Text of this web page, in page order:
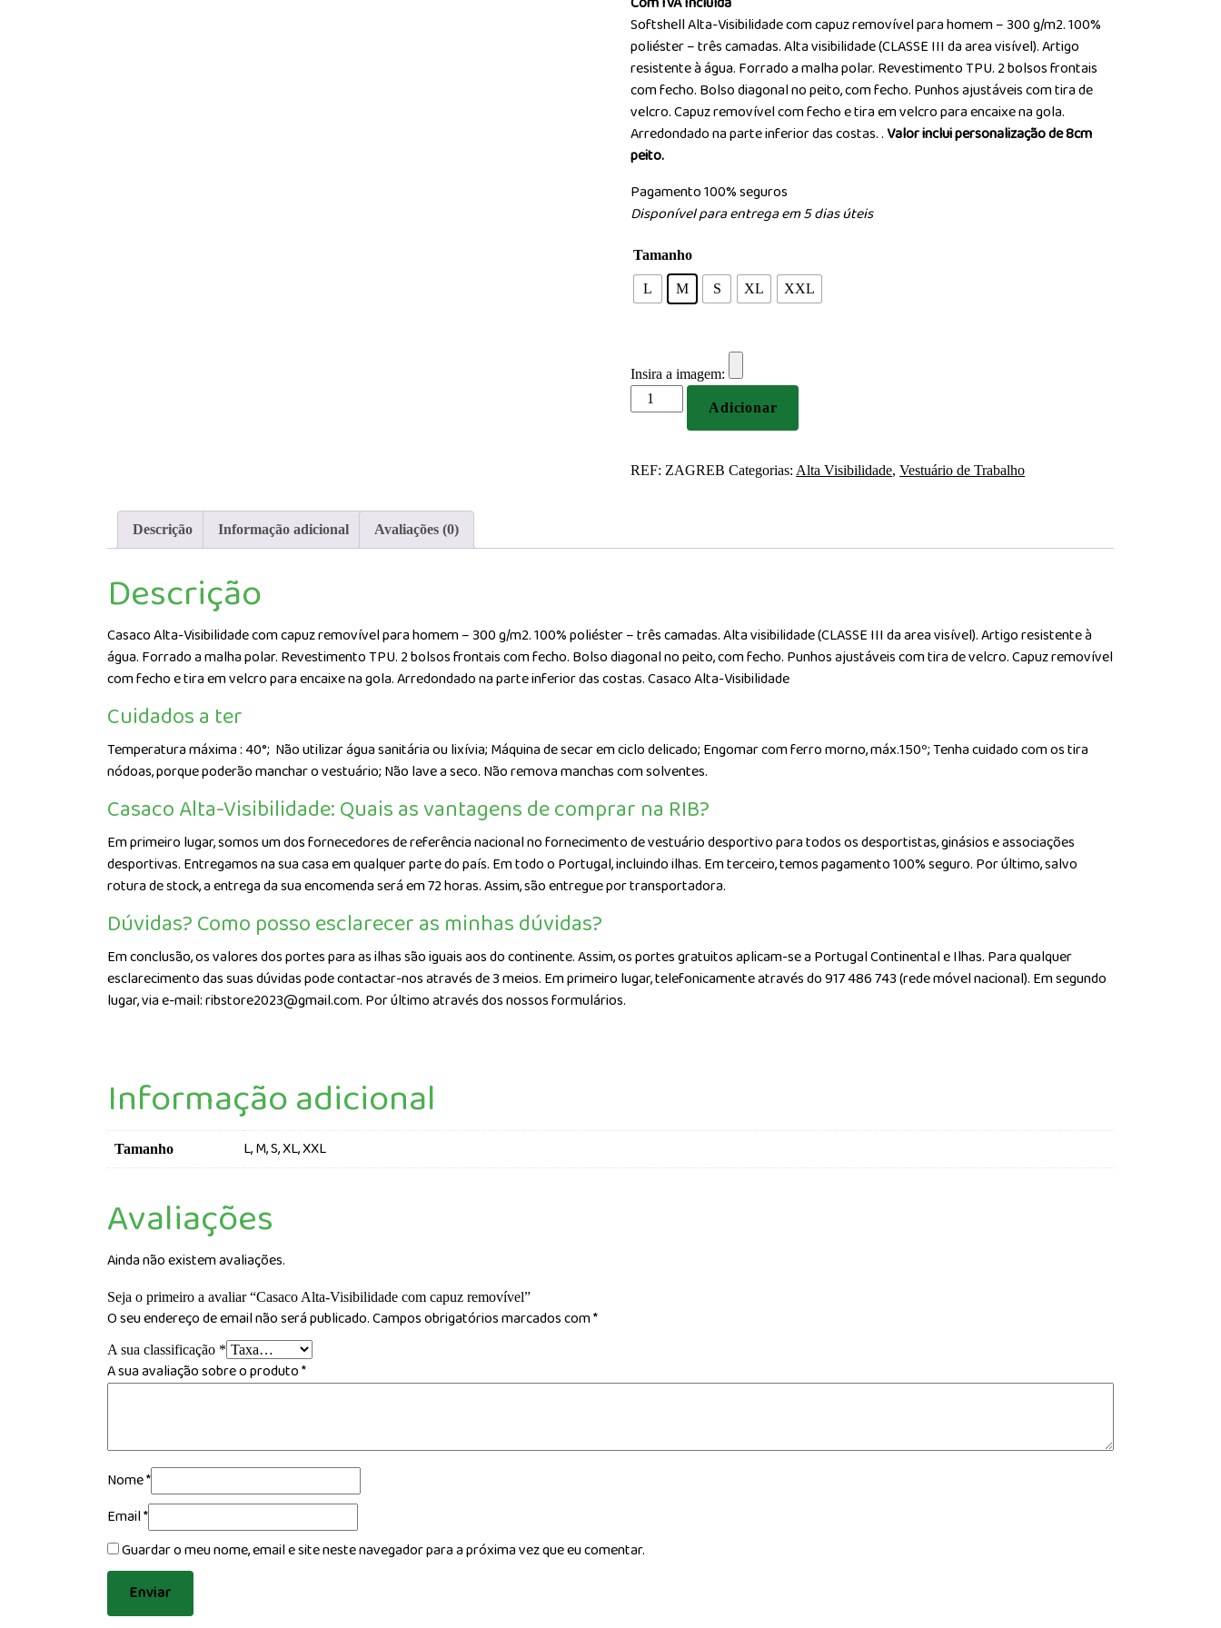
Softshell Alta-Visibilidade com capuz removível para homem – 300 g/m2. 100%
poliéster – três camadas. Alta visibilidade (CLASSE III da area visível). Artigo
resistente à água. Forrado a malha polar. Revestimento TPU. 2 bolsos frontais
com fecho. Bolso diagonal no peito, com fecho. Punhos ajustáveis com tira de
velcro. Capuz removível com fecho e tira em velcro para encaixe na gola.
Arredondado na parte inferior das costas. .Valor inclui personalização de 8cm
peito.
Pagamento 100% seguros
Disponível para entrega em 5 dias úteis
Tamanho
L M S XL XXL
Insira a imagem:
Quantidade
de
removível
Adicionar
REF: ZAGREB Categorias: Alta Visibilidade,Vestuário de Trabalho
Descrição Informação adicional Avaliações (0)
Descrição
Casaco Alta-Visibilidade com capuz removível para homem – 300 g/m2. 100% poliéster – três camadas. Alta visibilidade (CLASSE III da area visível). Artigo resistente à
água. Forrado a malha polar. Revestimento TPU. 2 bolsos frontais com fecho. Bolso diagonal no peito, com fecho. Punhos ajustáveis com tira de velcro. Capuz removível
com fecho e tira em velcro para encaixe na gola. Arredondado na parte inferior das costas. Casaco Alta-Visibilidade
Cuidados a ter
Temperatura máxima : 40°; Não utilizar água sanitária ou lixívia; Máquina de secar em ciclo delicado; Engomar com ferro morno, máx.150º; Tenha cuidado com os tira
nódoas, porque poderão manchar o vestuário; Não lave a seco. Não remova manchas com solventes.
Casaco Alta-Visibilidade: Quais as vantagens de comprar na RIB?
Em primeiro lugar, somos um dos fornecedores de referência nacional no fornecimento de vestuário desportivo para todos os desportistas, ginásios e associações
desportivas. Entregamos na sua casa em qualquer parte do país. Em todo o Portugal, incluindo ilhas. Em terceiro, temos pagamento 100% seguro. Por último, salvo
rotura de stock, a entrega da sua encomenda será em 72 horas. Assim, são entregue por transportadora.
Dúvidas? Como posso esclarecer as minhas dúvidas?
Em conclusão, os valores dos portes para as ilhas são iguais aos do continente. Assim, os portes gratuitos aplicam-se a Portugal Continental e Ilhas. Para qualquer
esclarecimento das suas dúvidas pode contactar-nos através de 3 meios. Em primeiro lugar, telefonicamente através do 917 486 743 (rede móvel nacional). Em segundo
lugar, via e-mail: ribstore2023@gmail.com. Por último através dos nossos formulários.
Informação adicional
Tamanho L, M, S, XL, XXL
Avaliações
Ainda não existem avaliações.
Seja o primeiro a avaliar “Casaco Alta-Visibilidade com capuz removível”
O seu endereço de email não será publicado.Campos obrigatórios marcados com*
A sua classificação *
A sua avaliação sobre o produto*
Nome*
Email*
Guardar o meu nome, email e site neste navegador para a próxima vez que eu comentar.